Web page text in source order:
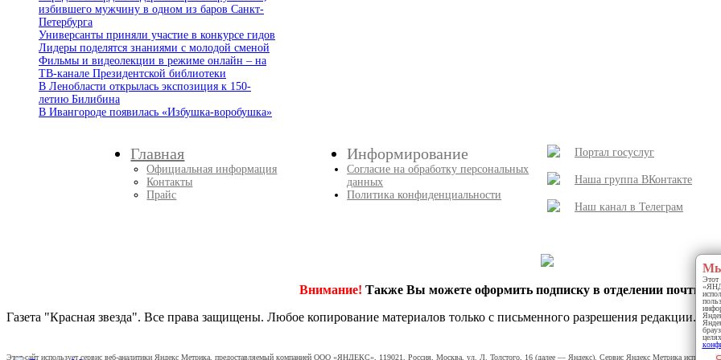
избившего мужчину в одном из баров Санкт-
Петербурга
Универсанты приняли участие в конкурсе гидов
Лидеры поделятся знаниями с молодой сменой
Фильмы и видеолекции в режиме онлайн – на
ТВ-канале Президентской библиотеки
В Ленобласти открылась экспозиция к 150-
летию Билибина
В Ивангороде появилась «Избушка-воробушка»
Главная
Официальная информация
Контакты
Прайс
Информирование
Согласие на обработку персональных
данных
Политика конфиденциальности
Портал госуслуг
Наша группа ВКонтакте
Наш канал в Телеграм
Внимание! Также Вы можете оформить подписку в отделении почты и
Газета "Красная звезда". Все права защищены. Любое копирование материалов только с письменного разрешения редакции.
Этот сайт использует сервис веб-аналитики Яндекс Метрика, предоставляемый компанией ООО «ЯНДЕКС», 119021, Россия, Москва, ул. Л. Толстого, 16 (далее — Яндекс). Сервис Яндекс Метрика
Мы
Этот